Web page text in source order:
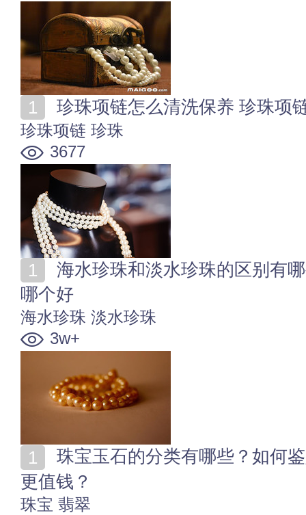
珍珠项链怎么清洗保养 珍珠项
珍珠项链 珍珠
3677
哪个好
海水珍珠 淡水珍珠
3w+
更值钱？
珠宝 翡翠